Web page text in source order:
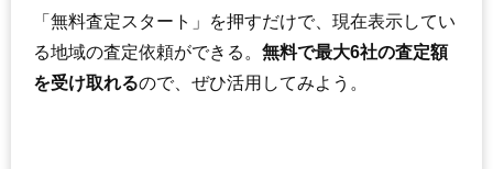
「無料査定スタート」を押すだけで、現在表示してい
る地域の査定依頼ができる。 無料で最大6社の査定額
を受け取れるので、ぜひ活用してみよう。